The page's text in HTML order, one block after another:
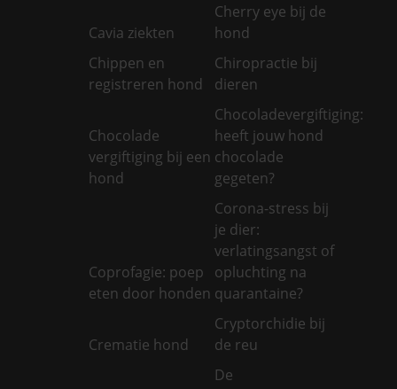
Cavia ziekten
Cherry eye bij de
hond
Chippen en
registreren hond
Chiropractie bij
dieren
Chocolade
vergiftiging bij een
hond
Chocoladevergiftiging:
heeft jouw hond
chocolade
gegeten?
Coprofagie: poep
eten door honden
Corona-stress bij
je dier:
verlatingsangst of
opluchting na
quarantaine?
Crematie hond
Cryptorchidie bij
de reu
De